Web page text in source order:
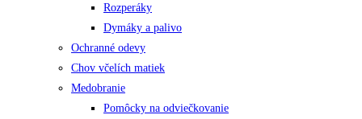
Rozperáky
Dymáky a palivo
Ochranné odevy
Chov včelích matiek
Medobranie
Pomôcky na odviečkovanie